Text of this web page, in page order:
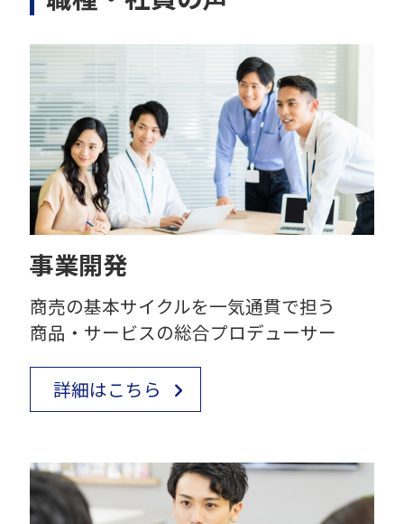
事業開発
商売の基本サイクルを一気通貫で担う
商品・サービスの総合プロデューサー
詳細はこちら